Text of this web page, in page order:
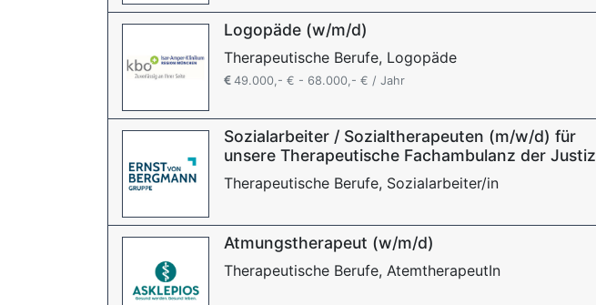
Logopäde (w/m/d)
Therapeutische Berufe, Logopäde
49.000,- € - 68.000,- € / Jahr
Sozialarbeiter / Sozialtherapeuten (m/w/d) für
unsere Therapeutische Fachambulanz der Justiz
Therapeutische Berufe, Sozialarbeiter/in
Atmungstherapeut (w/m/d)
Therapeutische Berufe, AtemtherapeutIn